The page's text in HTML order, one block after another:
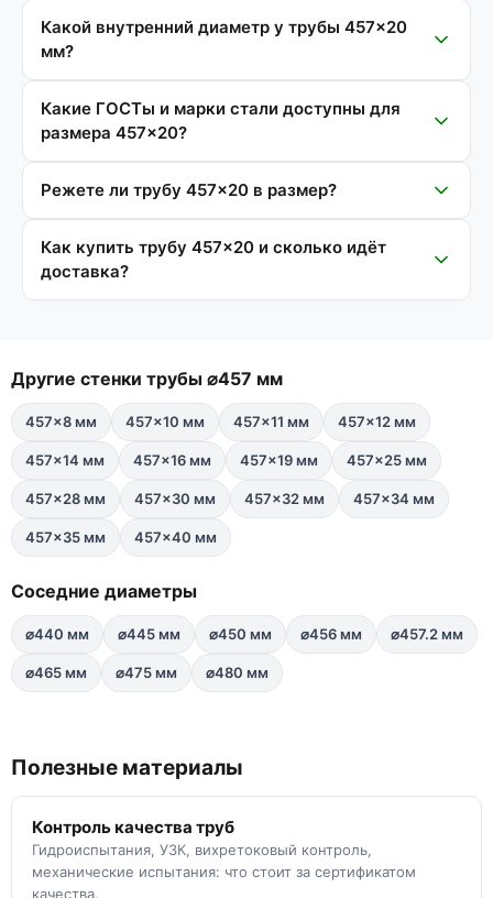
Какой внутренний диаметр у трубы 457×20
мм?
Какие ГОСТы и марки стали доступны для
размера 457×20?
Режете ли трубу 457×20 в размер?
Как купить трубу 457×20 и сколько идёт
доставка?
Другие стенки трубы ⌀457 мм
457×8 мм 457×10 мм 457×11 мм 457×12 мм
457×14 мм 457×16 мм 457×19 мм 457×25 мм
457×28 мм 457×30 мм 457×32 мм 457×34 мм
457×35 мм 457×40 мм
Соседние диаметры
⌀440 мм ⌀445 мм ⌀450 мм ⌀456 мм ⌀457.2 мм
⌀465 мм ⌀475 мм ⌀480 мм
Полезные материалы
Контроль качества труб
Гидроиспытания, УЗК, вихретоковый контроль,
механические испытания: что стоит за сертификатом
качества.